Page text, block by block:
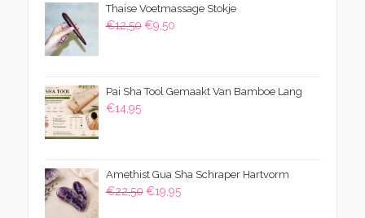
€39,50.€24,95.
Thaise Voetmassage Stokje
€12,50 Oorspronkelijke
€9,50Huidige
Pai Sha Tool Gemaakt Van Bamboe Lang
€14,95
Amethist Gua Sha Schraper Hartvorm
€22,50 Oorspronkelijke
€19,95Huidige